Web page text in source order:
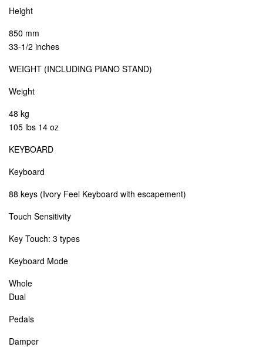
Height
850 mm
33-1/2 inches
WEIGHT (INCLUDING PIANO STAND)
Weight
48 kg
105 lbs 14 oz
KEYBOARD
Keyboard
88 keys (Ivory Feel Keyboard with escapement)
Touch Sensitivity
Key Touch: 3 types
Keyboard Mode
Whole
Dual
Pedals
Damper